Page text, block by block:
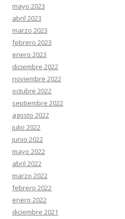
mayo 2023
abril 2023
marzo 2023
febrero 2023
enero 2023
diciembre 2022
noviembre 2022
octubre 2022
septiembre 2022
agosto 2022
julio 2022
junio 2022
mayo 2022
abril 2022
marzo 2022
febrero 2022
enero 2022
diciembre 2021